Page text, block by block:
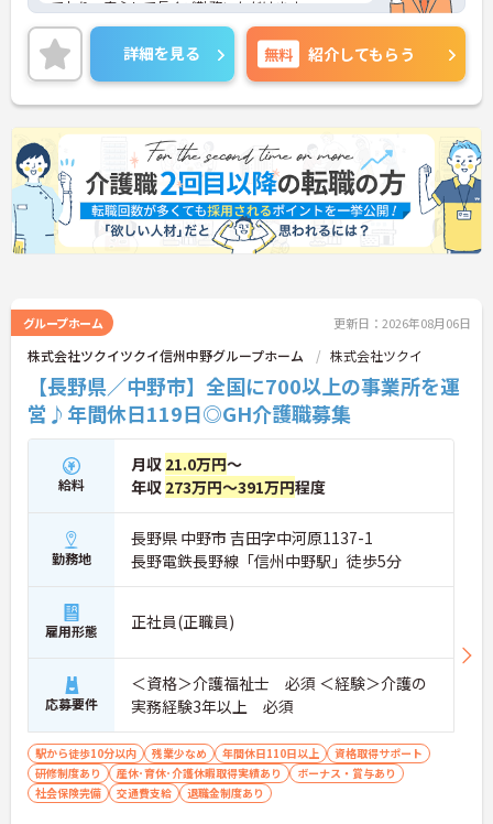
ており、安心して長くご勤務いただけます。
ご興味のある方には、面接対策ポイントなど、さら
に詳細をご案内しますのでお気軽にご相談くださ
い！
詳細を見る 無料 紹介してもらう
グループホーム 更新日：2026年08月06日
株式会社ツクイツクイ信州中野グループホーム 株式会社ツクイ
【長野県／中野市】全国に700以上の事業所を運
営♪年間休日119日◎GH介護職募集
給料
月収 21.0万円～
年収 273万円～391万円程度
勤務地
長野県 中野市 吉田字中河原1137-1
長野電鉄長野線「信州中野駅」徒歩5分
雇用形態 正社員(正職員)
応募要件
＜資格＞介護福祉士 必須 ＜経験＞介護の
実務経験3年以上 必須
駅から徒歩10分以内 残業少なめ 年間休日110日以上
資格取得サポート
研修制度あり
産休･育休･介護休暇取得実績あり
ボーナス・賞与あり
社会保険完備
交通費支給 退職金制度あり